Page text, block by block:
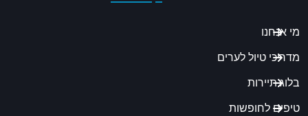
מי אנחנו
מדריכי טיול לערים
בלוג תיירות
טיפים לחופשות